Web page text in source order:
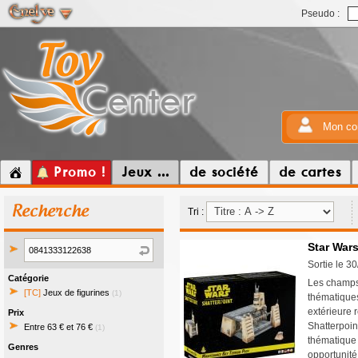
Pseudo :
Mon
Promo ! Jeux ... de société de cartes
Recherche
Catégorie
[TC] Jeux de figurines (1)
Prix
Entre 63 € et 76 € (1)
Genres
Tri :
Star
Sortie le
Les
extérieure